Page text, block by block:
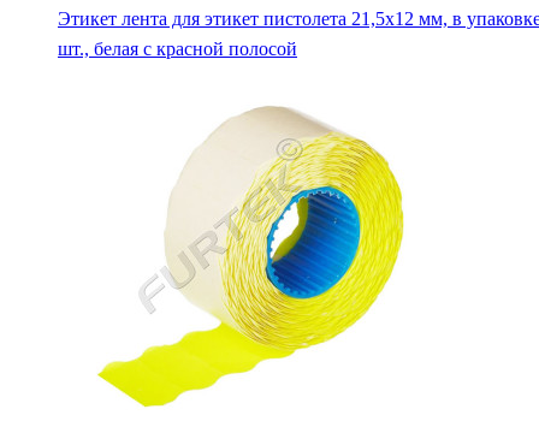
Этикет лента для этикет пистолета 21,5х12 мм, в
шт., белая с красной полосой